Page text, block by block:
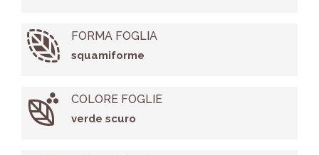
FORMA FOGLIA
squamiforme
COLORE FOGLIE
verde scuro